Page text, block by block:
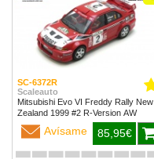
SC-6372R
Scaleauto
Mitsubishi Evo VI Freddy Rally New
Zealand 1999 #2 R-Version AW
Avísame 85,95€